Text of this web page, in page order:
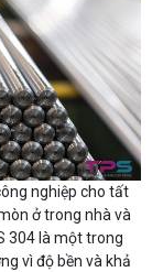
nghiệp cho tất
ở trong nhà và
304 là một trong
vì độ bền và khả